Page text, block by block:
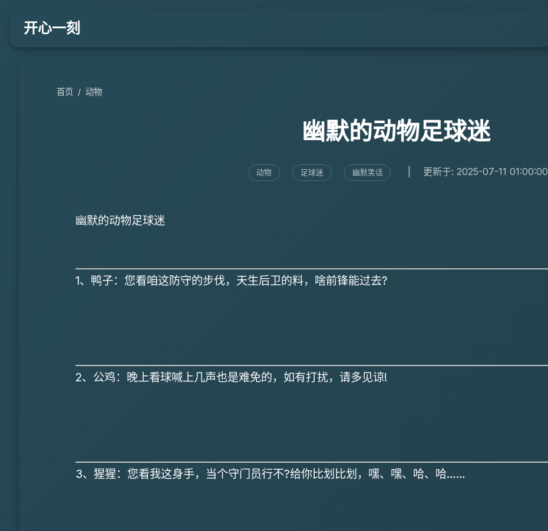
开心一刻
首页 / 动物
幽默的动物足球迷
动物 足球迷 幽默笑话 更新于: 2025-07-11 01:00:00
幽默的动物足球迷
1、鸭子：您看咱这防守的步伐，天生后卫的料，啥前锋能过去?
2、公鸡：晚上看球喊上几声也是难免的，如有打扰，请多见谅!
3、猩猩：您看我这身手，当个守门员行不?给你比划比划，嘿、嘿、哈、哈……